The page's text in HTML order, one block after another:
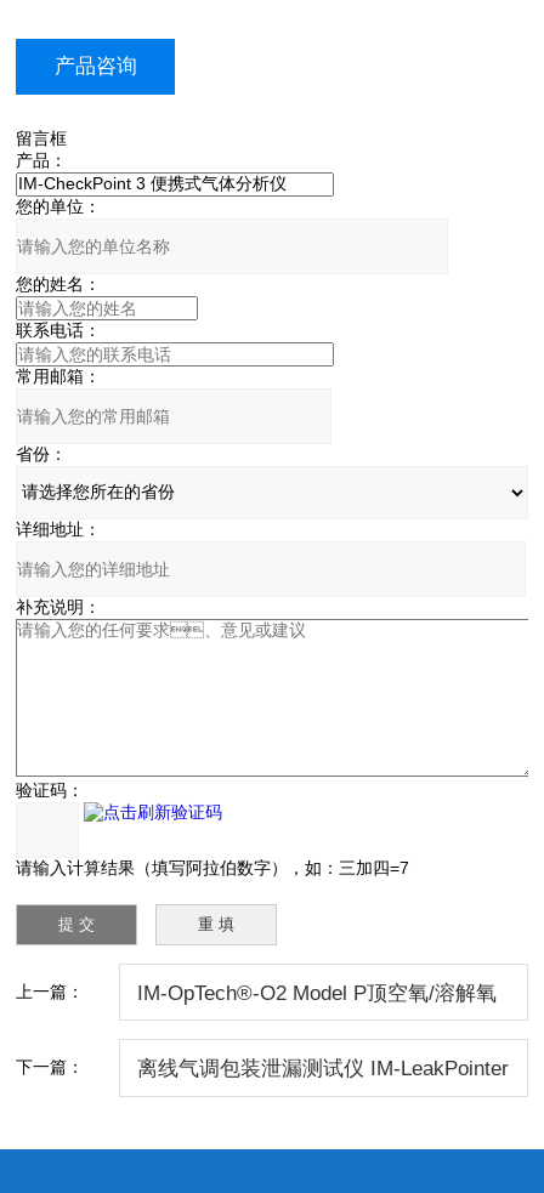
产品咨询
留言框
产品：
您的单位：
您的姓名：
联系电话：
常用邮箱：
省份：
详细地址：
补充说明：
验证码：
请输入计算结果（填写阿拉伯数字），如：三加四=7
上一篇： IM-OpTech®-O2 Model P顶空氧/溶解氧
下一篇： 离线气调包装泄漏测试仪 IM-LeakPointer